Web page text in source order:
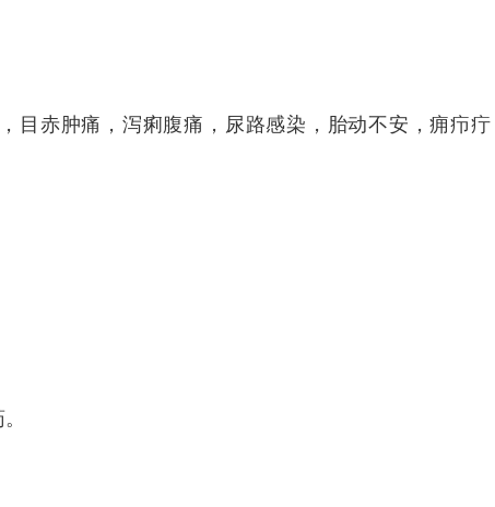
目赤肿痛，泻痢腹痛，尿路感染，胎动不安，痈疖疔